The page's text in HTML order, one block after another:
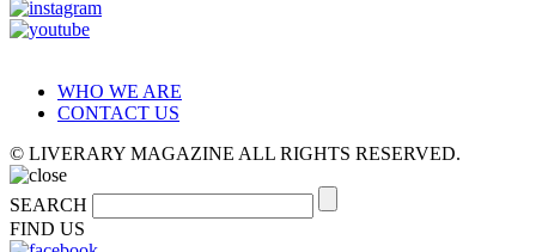
WHO WE ARE
CONTACT US
© LIVERARY MAGAZINE ALL RIGHTS RESERVED.
SEARCH
FIND US